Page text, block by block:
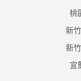
桃
新
新
宜